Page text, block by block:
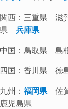
関西：三重県
県兵庫県
中国：鳥取県
四国：香川県
九州：福岡県佐
鹿児島県